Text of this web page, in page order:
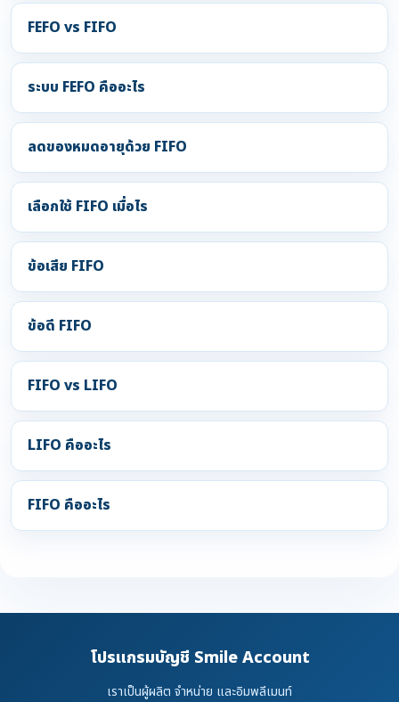
FEFO vs FIFO
ระบบ FEFO คืออะไร
ลดของหมดอายุด้วย FIFO
เลือกใช้ FIFO เมื่อไร
ข้อเสีย FIFO
ข้อดี FIFO
FIFO vs LIFO
LIFO คืออะไร
FIFO คืออะไร
โปรแกรมบัญชี Smile Account
เราเป็นผู้ผลิต จำหน่าย และอิมพลีเมนท์